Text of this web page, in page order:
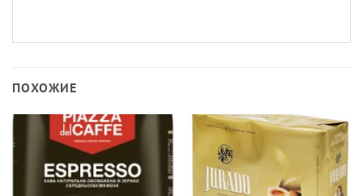
ПОХОЖИЕ